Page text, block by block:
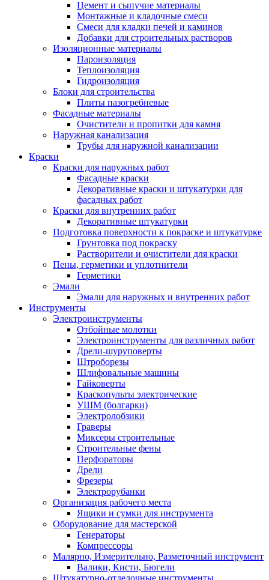
Цемент и сыпучие материалы
Монтажные и кладочные смеси
Смеси для кладки печей и каминов
Добавки для строительных растворов
Изоляционные материалы
Пароизоляция
Теплоизоляция
Гидроизоляция
Блоки для строительства
Плиты пазогребневые
Фасадные материалы
Очистители и пропитки для камня
Наружная канализация
Трубы для наружной канализации
Краски
Краски для наружных работ
Фасадные краски
Декоративные краски и штукатурки для
фасадных работ
Краски для внутренних работ
Декоративные штукатурки
Подготовка поверхности к покраске и штукатурке
Грунтовка под покраску
Растворители и очистители для краски
Пены, герметики и уплотнители
Герметики
Эмали
Эмали для наружных и внутренних работ
Инструменты
Электроинструменты
Отбойные молотки
Электроинструменты для различных работ
Дрели-шуруповерты
Штроборезы
Шлифовальные машины
Гайковерты
Краскопульты электрические
УШМ (болгарки)
Электролобзики
Граверы
Миксеры строительные
Строительные фены
Перфораторы
Дрели
Фрезеры
Электрорубанки
Организация рабочего места
Ящики и сумки для инструмента
Оборудование для мастерской
Генераторы
Компрессоры
Малярно, Измерительно, Разметочный инструмент
Валики, Кисти, Бюгели
Штукатурно-отделочные инструменты